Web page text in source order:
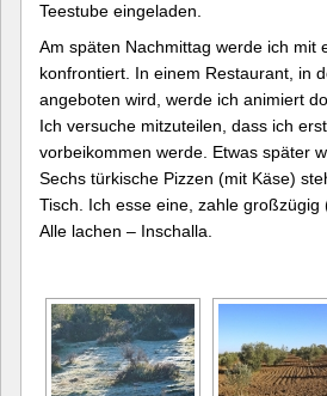
Teestube eingeladen.
Am späten Nachmittag werde ich mit
konfrontiert. In einem Restaurant, in
angeboten wird, werde ich animiert
Ich versuche mitzuteilen, dass ich
vorbeikommen werde. Etwas später
Sechs türkische Pizzen (mit Käse)
Tisch. Ich esse eine, zahle großzügig
Alle lachen – Inschalla.